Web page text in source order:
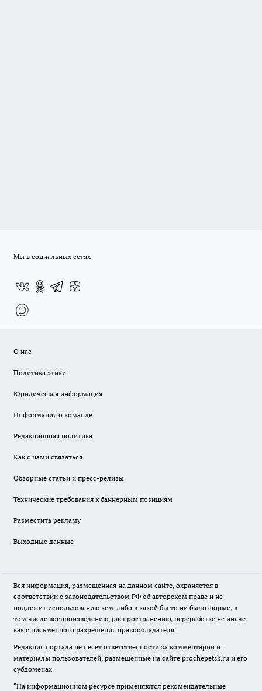
Мы в социальных сетях
О нас
Политика этики
Юридическая информация
Информация о команде
Редакционная политика
Как с нами связаться
Обзорные статьи и пресс-релизы
Технические требования к баннерным позициям
Разместить рекламу
Выходные данные
Вся информация, размещенная на данном сайте, охраняется в
соответствии с законодательством РФ об авторском праве и не
подлежит использованию кем-либо в какой бы то ни было форме, в
том числе воспроизведению, распространению, переработке не иначе
как с письменного разрешения правообладателя.
Редакция портала не несет ответственности за комментарии и
материалы пользователей, размещенные на сайте prochepetsk.ru и его
субдоменах.
"На информационном ресурсе применяются рекомендательные